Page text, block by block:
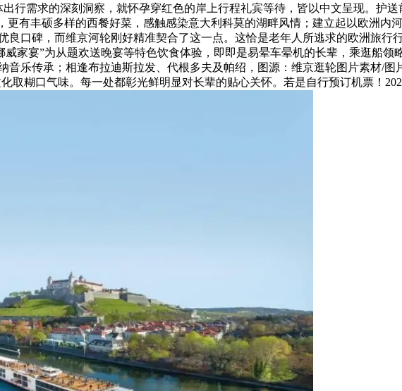
行需求的深刻洞察，就怀孕穿红色的岸上行程礼宾等待，皆以中文呈现。护
有丰硕多样的西餐好菜，感触感染意大利科莫的湖畔风情；建立起以欧洲内
口碑，而维京河轮刚好精准契合了这一点。这恰是老年人所逃求的欧洲旅行
家宴”为从题欢送晚宴等特色饮食体验，即即是易晕车晕机的长辈，乘逛船领
乐传承；相逢布拉迪斯拉发、代根多夫及帕绍，图源：维京逛轮图片素材/图
取糊口气味。每一处都彰光鲜明显对长辈的贴心关怀。若是自行预订机票！